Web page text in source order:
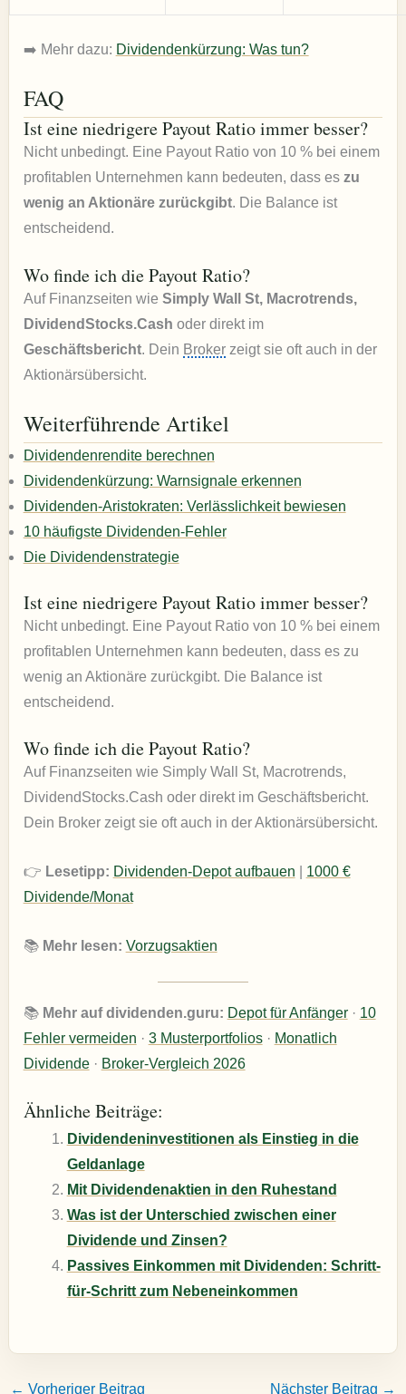
➡️ Mehr dazu: Dividendenkürzung: Was tun?
FAQ
Ist eine niedrigere Payout Ratio immer besser?
Nicht unbedingt. Eine Payout Ratio von 10 % bei einem
profitablen Unternehmen kann bedeuten, dass es zu
wenig an Aktionäre zurückgibt. Die Balance ist
entscheidend.
Wo finde ich die Payout Ratio?
Auf Finanzseiten wie Simply Wall St, Macrotrends,
DividendStocks.Cash oder direkt im
Geschäftsbericht. Dein Brokerzeigt sie oft auch in der
Aktionärsübersicht.
Weiterführende Artikel
Dividendenrendite berechnen
Dividendenkürzung: Warnsignale erkennen
Dividenden-Aristokraten: Verlässlichkeit bewiesen
10 häufigste Dividenden-Fehler
Die Dividendenstrategie
Ist eine niedrigere Payout Ratio immer besser?
Nicht unbedingt. Eine Payout Ratio von 10 % bei einem
profitablen Unternehmen kann bedeuten, dass es zu
wenig an Aktionäre zurückgibt. Die Balance ist
entscheidend.
Wo finde ich die Payout Ratio?
Auf Finanzseiten wie Simply Wall St, Macrotrends,
DividendStocks.Cash oder direkt im Geschäftsbericht.
Dein Broker zeigt sie oft auch in der Aktionärsübersicht.
👉 Lesetipp: Dividenden-Depot aufbauen
1000 €
Dividende/Monat
📚 Mehr lesen: Vorzugsaktien
📚 Mehr auf dividenden.guru: Depot für Anfänger· 10
Fehler vermeiden · 3 Musterportfolios· Monatlich
Dividende· Broker-Vergleich 2026
Ähnliche Beiträge:
Dividendeninvestitionen als Einstieg in die
Geldanlage
Mit Dividendenaktien in den Ruhestand
Was ist der Unterschied zwischen einer
Dividende und Zinsen?
Passives Einkommen mit Dividenden: Schritt-
für-Schritt zum Nebeneinkommen
← Vorheriger Beitrag Nächster Beitrag →